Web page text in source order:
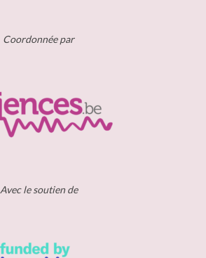
Coordonnée par
Avec le soutien de